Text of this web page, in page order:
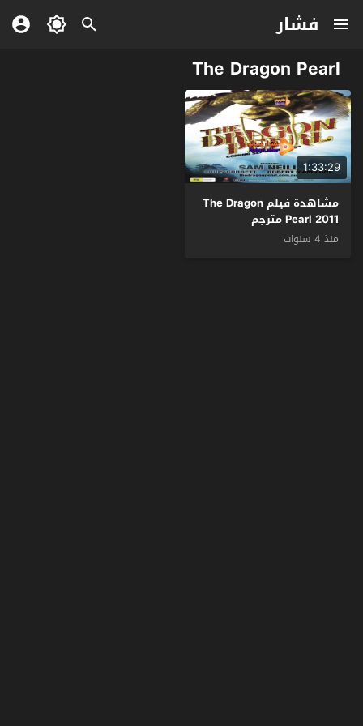
فشار
The Dragon Pearl
1:33:29
مشاهدة فيلم The Dragon
Pearl 2011 مترجم
منذ 4 سنوات